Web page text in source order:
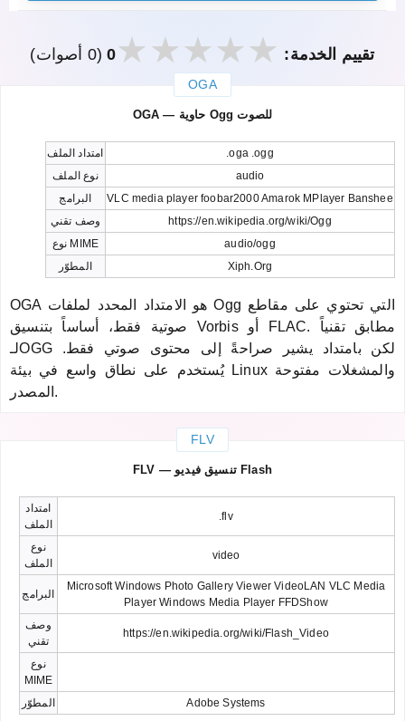
تقييم الخدمة: 0(0 أصوات)
OGA
OGA — حاوية Ogg للصوت
امتداد الملف
.oga .ogg
نوع الملف
audio
البرامج
VLC media player foobar2000 Amarok MPlayer Banshee
وصف تقني
https://en.wikipedia.org/wiki/Ogg
نوع MIME
audio/ogg
المطوّر
Xiph.Org
OGA هو الامتداد المحدد لملفات Ogg التي تحتوي على مقاطع
صوتية فقط، أساساً بتنسيق Vorbis أو FLAC. مطابق تقنياً
لـOGG لكن بامتداد يشير صراحةً إلى محتوى صوتي فقط.
يُستخدم على نطاق واسع في بيئة Linux والمشغلات مفتوحة
المصدر.
FLV
FLV — تنسيق فيديو Flash
امتداد
الملف
.flv
نوع
الملف
video
البرامج
Microsoft Windows Photo Gallery Viewer VideoLAN VLC Media
Player Windows Media Player FFDShow
وصف
تقني
https://en.wikipedia.org/wiki/Flash_Video
نوع
MIME
المطوّر
Adobe Systems